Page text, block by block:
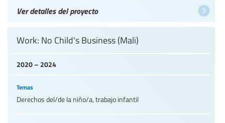
Ver detalles del proyecto
2020 – 2024
Work: No Child's Business (Mali)
Temas
Derechos del/de la niño/a, trabajo infantil